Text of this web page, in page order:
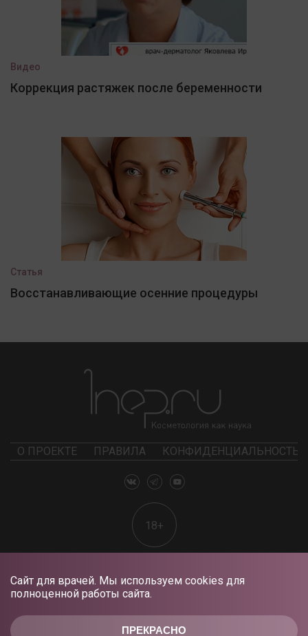
ПРЕКРАСНО
Сайт для врачей. Мы используем cookies для
полноценной работы сайта.
Видео
Коррекция растяжек после беременности
Статья
Восстанавливающие осенние процедуры
О ПРОЕКТЕ ПРАВИЛА КОНФИДЕНЦИАЛЬНОСТЬ
18+